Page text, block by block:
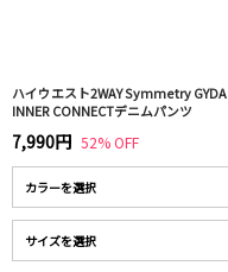
ハイウエスト2WAY Symmetry GYDA
INNER CONNECTデニムパンツ
7,990円 52% OFF